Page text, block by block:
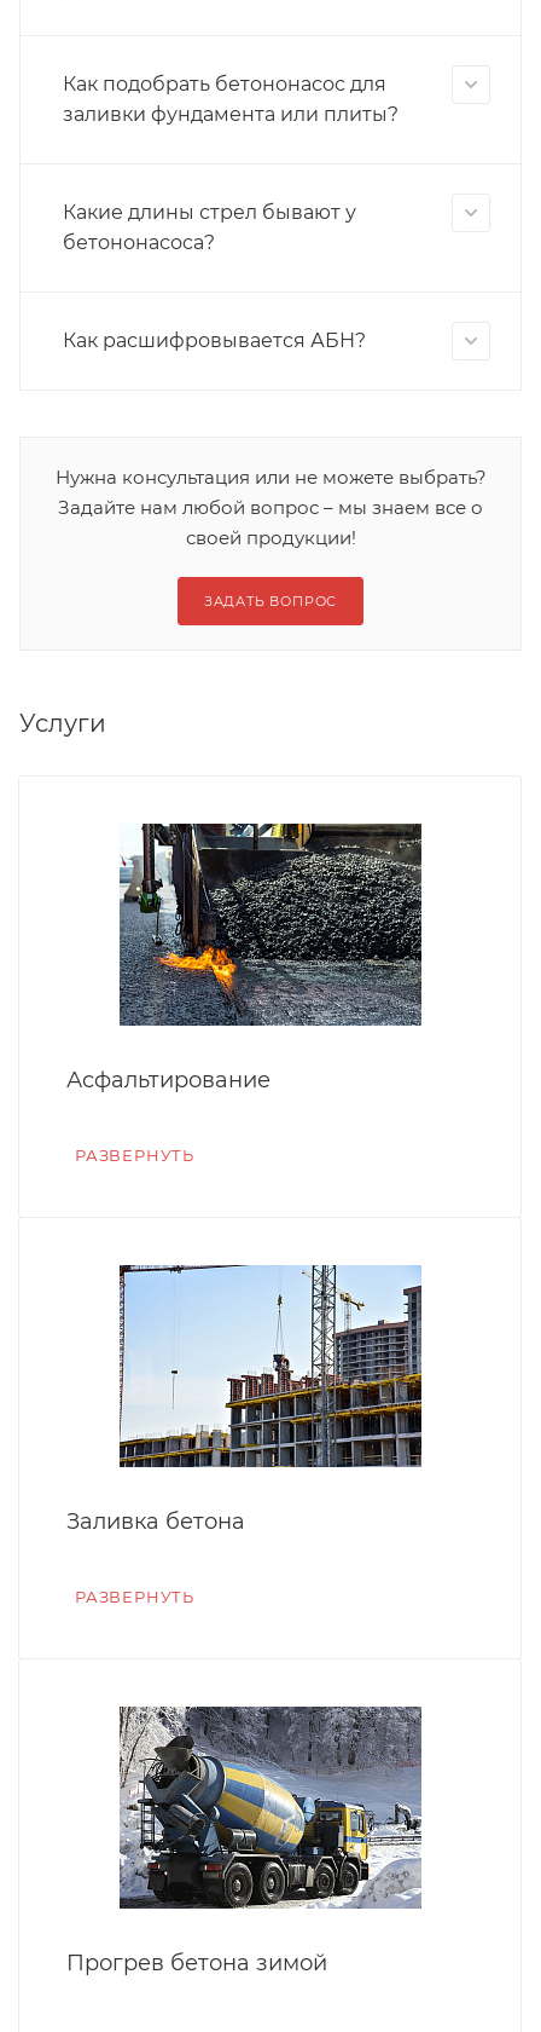
Как подобрать бетононасос для
заливки фундамента или плиты?
Какие длины стрел бывают у
бетононасоса?
Как расшифровывается АБН?
Нужна консультация или не можете выбрать?
Задайте нам любой вопрос – мы знаем все о
своей продукции!
ЗАДАТЬ ВОПРОС
Услуги
Асфальтирование
РАЗВЕРНУТЬ
Заливка бетона
РАЗВЕРНУТЬ
Прогрев бетона зимой